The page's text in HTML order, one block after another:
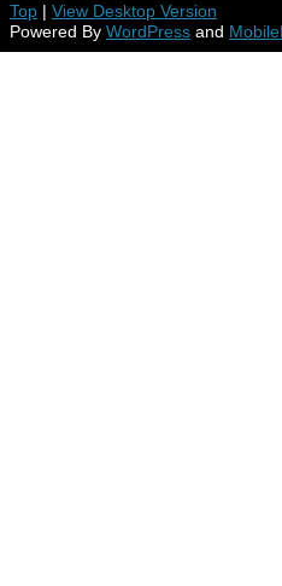
Top | View Desktop Version
Powered By WordPress and